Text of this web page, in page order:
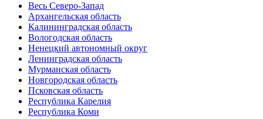
Весь Северо-Запад
Архангельская область
Калининградская область
Вологодская область
Ненецкий автономный округ
Ленинградская область
Мурманская область
Новгородская область
Псковская область
Республика Карелия
Республика Коми